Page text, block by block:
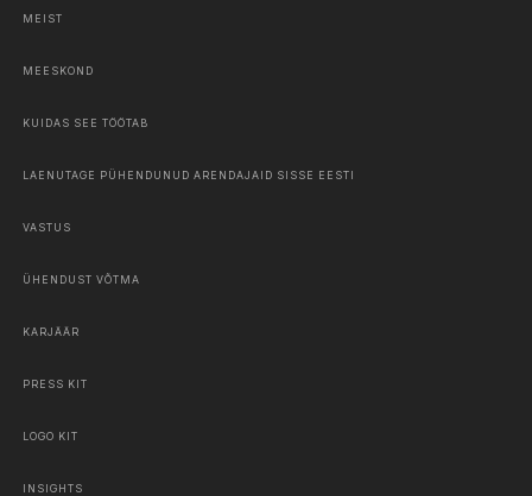
MEIST
MEESKOND
KUIDAS SEE TÖÖTAB
LAENUTAGE PÜHENDUNUD ARENDAJAID SISSE EESTI
VASTUS
ÜHENDUST VÕTMA
KARJÄÄR
PRESS KIT
LOGO KIT
INSIGHTS